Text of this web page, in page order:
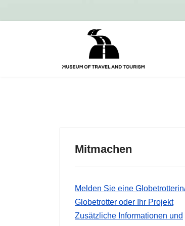
Mitmachen
Melden Sie eine
Globetrotter oder Ihr Projekt
Zusätzliche Informationen und